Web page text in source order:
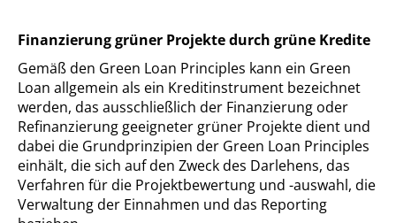
Finanzierung grüner Projekte durch grüne Kredite
Gemäß den Green Loan Principles kann ein Green
Loan allgemein als ein Kreditinstrument bezeichnet
werden, das ausschließlich der Finanzierung oder
Refinanzierung geeigneter grüner Projekte dient und
dabei die Grundprinzipien der Green Loan Principles
einhält, die sich auf den Zweck des Darlehens, das
Verfahren für die Projektbewertung und -auswahl, die
Verwaltung der Einnahmen und das Reporting